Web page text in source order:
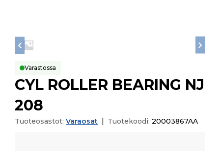
Varastossa
CYL ROLLER BEARING NJ
208
Tuoteosastot: Varaosat Tuotekoodi: 20003867AA